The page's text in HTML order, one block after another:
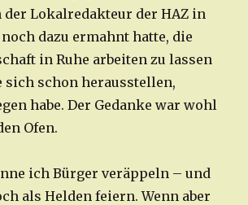
der Lokalredakteur der HAZ in
dazu ermahnt hatte, die
in Ruhe arbeiten zu lassen
sich schon herausstellen,
habe. Der Gedanke war wohl
Ofen.
ich Bürger veräppeln – und
als Helden feiern. Wenn aber